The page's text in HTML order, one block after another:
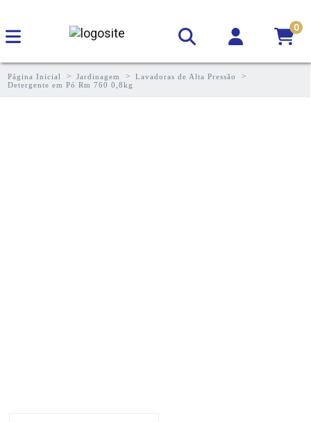
0
Página Inicial Jardinagem
Lavadoras de Alta Pressão
Detergente em Pó Rm 760 0,8kg